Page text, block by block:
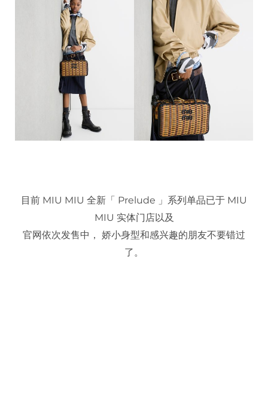
目前 MIU MIU 全新「 Prelude 」系列单品已于 MIU
MIU 实体门店以及
官网依次发售中， 娇小身型和感兴趣的朋友不要错过
了。